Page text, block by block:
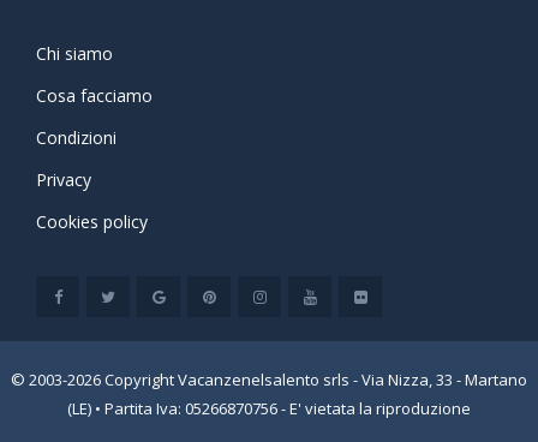
Chi siamo
Cosa facciamo
Condizioni
Privacy
Cookies policy
© 2003-2026 Copyright Vacanzenelsalento srls - Via Nizza, 33 - Martano
(LE) • Partita Iva: 05266870756 - E' vietata la riproduzione